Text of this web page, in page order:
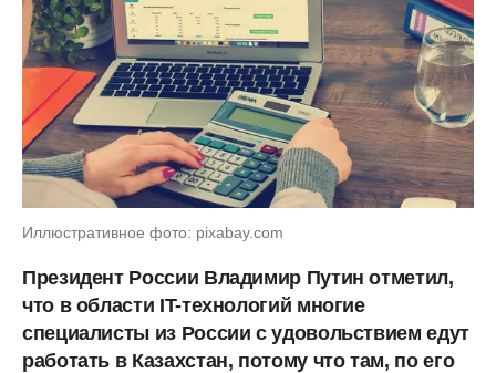
Иллюстративное фото: pixabay.com
Президент России Владимир Путин отметил,
что в области IT-технологий многие
специалисты из России с удовольствием едут
работать в Казахстан, потому что там, по его